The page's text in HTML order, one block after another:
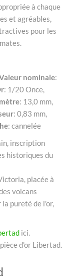
à chaque
et agréables,
pour les
nominale:
: 1/20 Once,
: 13,0 mm,
: 0,83 mm,
: cannelée
inscription
historiques du
placée à
volcans
pureté de l'or,
ici.
d'or Libertad.